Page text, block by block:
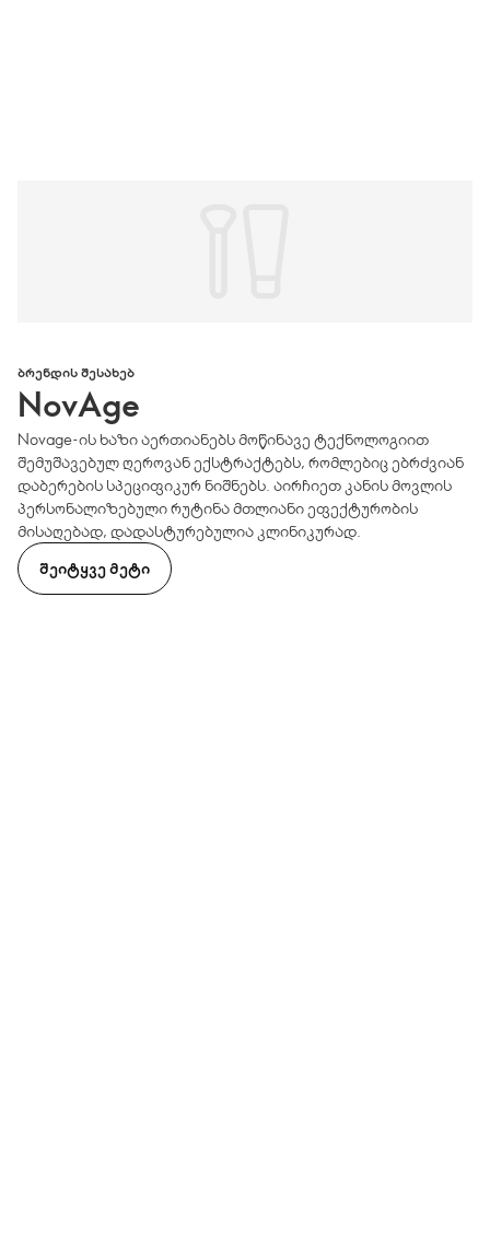
ᲑᲠᲔᲜᲓᲘᲡ ᲨᲔᲡᲐᲮᲔᲑ
NovAge
Novage-ის ხაზი აერთიანებს მოწინავე ტექნოლოგიით
შემუშავებულ ღეროვან ექსტრაქტებს, რომლებიც ებრძვიან
დაბერების სპეციფიკურ ნიშნებს. აირჩიეთ კანის მოვლის
პერსონალიზებული რუტინა მთლიანი ეფექტურობის
მისაღებად, დადასტურებულია კლინიკურად.
ᲨᲔᲘᲢᲧᲕᲔ ᲛᲔᲢᲘ